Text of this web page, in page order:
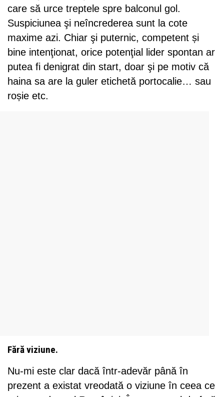
care să urce treptele spre balconul gol.
Suspiciunea şi neîncrederea sunt la cote
maxime azi. Chiar şi puternic, competent și
bine intenţionat, orice potenţial lider spontan ar
putea fi denigrat din start, doar şi pe motiv că
haina sa are la guler etichetă portocalie… sau
roșie etc.
Fără viziune.
Nu-mi este clar dacă într-adevăr până în
prezent a existat vreodată o viziune în ceea ce